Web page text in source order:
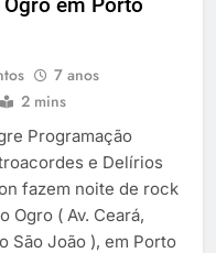
7 anos
2 mins
Programação
e Delírios
fazem noite de rock
Ogro ( Av. Ceará,
São João ), em Porto